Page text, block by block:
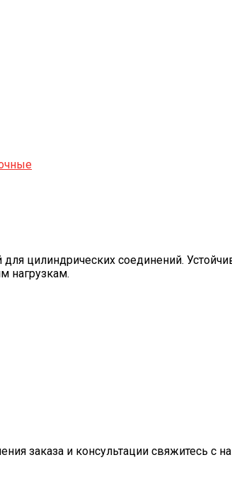
цилиндрических соединений.
нагрузкам.
заказа и консультации свяжитесь с